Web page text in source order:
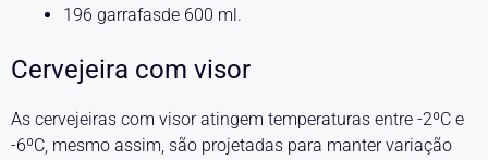
196 garrafasde 600 ml.
Cervejeira com visor
As cervejeiras com visor atingem temperaturas entre -2ºC e
-6ºC, mesmo assim, são projetadas para manter variação